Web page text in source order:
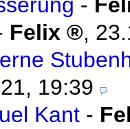
-
Felix ,
19:39
Kant -